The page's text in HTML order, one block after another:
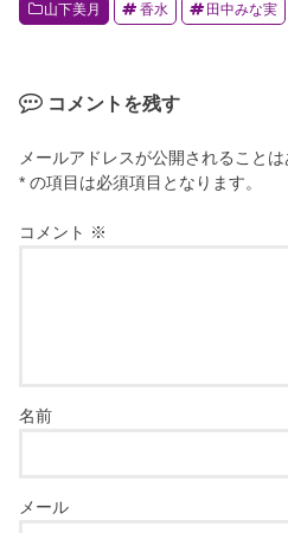
山下美月 香水 田中みな実
コメントを残す
メールアドレスが公開されることは
* の項目は必須項目となります。
コメント ※
名前
メール